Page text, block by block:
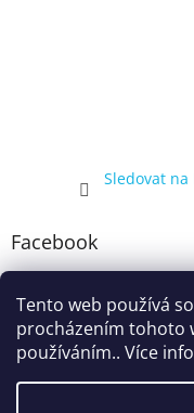
Tento web používá
procházením tohoto
používáním.. Více
Sledovat
Facebook